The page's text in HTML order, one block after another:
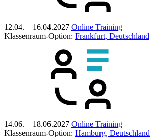
12.04. – 16.04.2027 Online Training
Klassenraum-Option: Frankfurt, Deutschland
14.06. – 18.06.2027 Online Training
Klassenraum-Option: Hamburg, Deutschland